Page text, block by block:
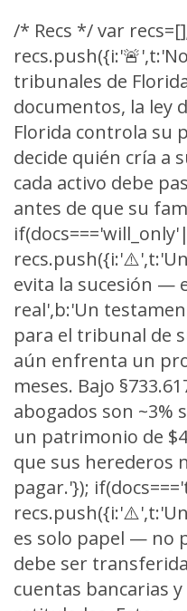
/* Recs */ var
tribunales de
documentos, la ley
Florida controla su
decide quién cría a
cada activo debe
antes de que su
evita la sucesión —
real',b:'Un
para el tribunal de
aún enfrenta un
meses. Bajo
abogados son ~3%
un patrimonio de
que sus herederos
pagar.'});
es solo papel — no
debe ser
cuentas bancarias